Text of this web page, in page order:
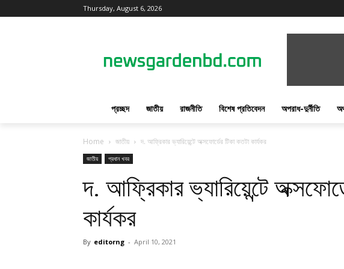
Thursday, August 6, 2026
প্রচ্ছদ জাতীয় রাজনীতি বিশেষ প্রতিবেদন অপরাধ-দুর্নীতি
Home জাতীয় দ. আফ্রিকার ভ্যারিয়েন্টে অক্সফোর্ডের টিকা কতটা কার্যকর
জাতীয় প্রধান খবর
দ. আফ্রিকার ভ্যারিয়েন্টে
কার্যকর
By editorng - April 10, 2021